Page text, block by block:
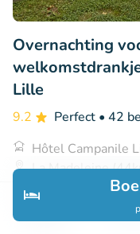
Overnachting
Lille
9.2 Perfect • 42
Hôtel Campanile
La Madeleine
Verkocht: 372